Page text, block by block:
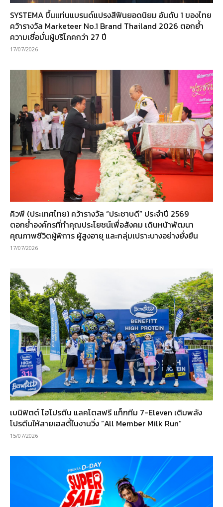
SYSTEMA ขึ้นแท่นแบรนด์แปรงสีฟันยอดนิยม อันดับ 1 ของไทย
คว้ารางวัล Marketeer No.1 Brand Thailand 2026 ตอกย้ำ
ความเชื่อมั่นผู้บริโภคกว่า 27 ปี
17/07/2026
คิวพี (ประเทศไทย) คว้ารางวัล “ประชาบดี” ประจำปี 2569
ตอกย้ำองค์กรที่ทำคุณประโยชน์เพื่อสังคม เดินหน้าพัฒนา
คุณภาพชีวิตผู้พิการ ผู้สูงอายุ และกลุ่มเปราะบางอย่างยั่งยืน
17/07/2026
เบนิฟิตต์ ไฮโปรตีน แลคโตสฟรี แท็กทีม 7-Eleven เติมพลัง
โปรตีนให้สายเฮลตี้ในงานวิ่ง “All Member Milk Run”
15/07/2026